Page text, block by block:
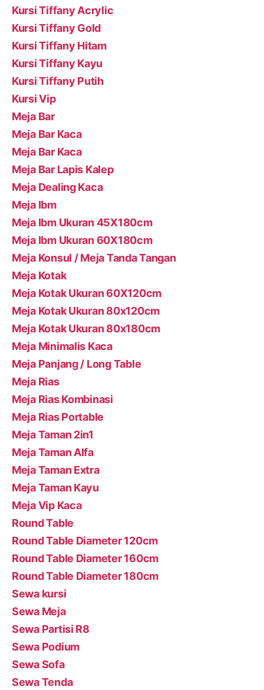
Kursi Tiffany Acrylic
Kursi Tiffany Gold
Kursi Tiffany Hitam
Kursi Tiffany Kayu
Kursi Tiffany Putih
Kursi Vip
Meja Bar
Meja Bar Kaca
Meja Bar Kaca
Meja Bar Lapis Kalep
Meja Dealing Kaca
Meja Ibm
Meja Ibm Ukuran 45X180cm
Meja Ibm Ukuran 60X180cm
Meja Konsul / Meja Tanda Tangan
Meja Kotak
Meja Kotak Ukuran 60X120cm
Meja Kotak Ukuran 80x120cm
Meja Kotak Ukuran 80x180cm
Meja Minimalis Kaca
Meja Panjang / Long Table
Meja Rias
Meja Rias Kombinasi
Meja Rias Portable
Meja Taman 2in1
Meja Taman Alfa
Meja Taman Extra
Meja Taman Kayu
Meja Vip Kaca
Round Table
Round Table Diameter 120cm
Round Table Diameter 160cm
Round Table Diameter 180cm
Sewa kursi
Sewa Meja
Sewa Partisi R8
Sewa Podium
Sewa Sofa
Sewa Tenda